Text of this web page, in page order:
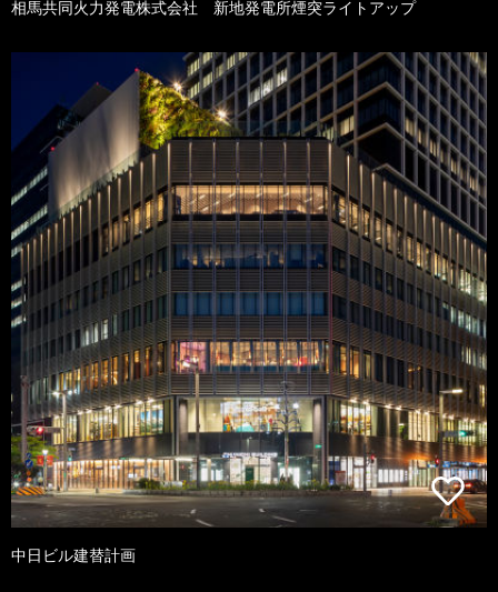
相馬共同火力発電株式会社 新地発電所煙突ライトアップ
中日ビル建替計画